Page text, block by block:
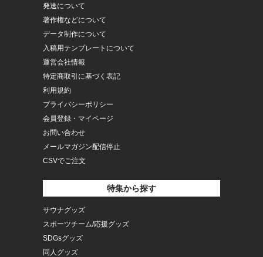
発送について
著作権などについて
データ制作について
入稿用テンプレートについて
運営会社情報
特定商取引に基づく表記
利用規約
プライバシーポリシー
会員登録・マイページ
お問い合わせ
メールマガジン配信停止
CSVでご注文
特集から探す
サウナグッズ
スポーツチーム/応援グッズ
SDGsグッズ
同人グッズ